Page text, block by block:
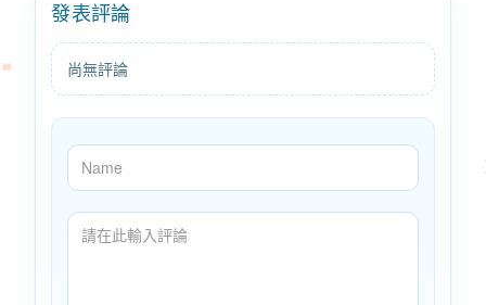
發表評論
尚無評論